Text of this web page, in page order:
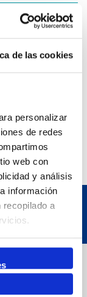
de las cookies
personalizar
de redes
web con
y análisis
información
recopilado a